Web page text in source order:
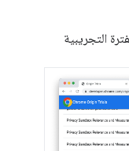
التجريبية